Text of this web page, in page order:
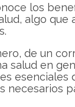
los
algo que
de un
salud en
esenciales
necesarios